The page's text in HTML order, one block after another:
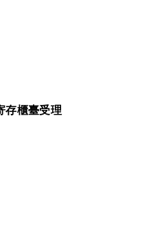
存櫃臺受理